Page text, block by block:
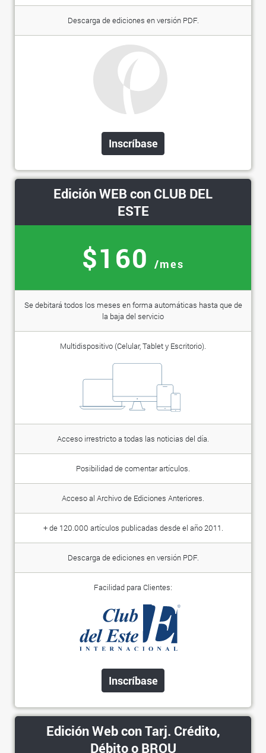
Descarga de ediciones en versión PDF.
Inscríbase
Edición WEB con CLUB DEL
ESTE
$160 /mes
Se debitará todos los meses en forma automáticas hasta que de
la baja del servicio
Multidispositivo (Celular, Tablet y Escritorio).
Acceso irrestricto a todas las noticias del día.
Posibilidad de comentar artículos.
Acceso al Archivo de Ediciones Anteriores.
+ de 120.000 artículos publicadas desde el año 2011.
Descarga de ediciones en versión PDF.
Facilidad para Clientes:
Inscríbase
Edición Web con Tarj. Crédito,
Débito o BROU